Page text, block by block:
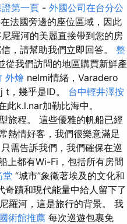
第一頁 - 外國公司在台分公
法國旁邊的座位區域，因此
羅河的美麗直接帶到您的房
，請幫助我們立即回答。 整
從我們訪問的地區購買新鮮產
外燴 nelmi情緒，Varadero
j t，幾乎是ID。 台中輕井澤按
此k.l.nar加勒比海中。
旅程。 這些優雅的帆船已經
熱情好客，我們很樂意滿足
需告訴我們，我們確保在巡
上都有Wi-Fi，包括所有房間
堂 “城市”象徵著埃及的文化和
蹟和現代能量中給人留下了
羅河，這是旅行的背景。 我
術館推薦 每次巡遊包裹免